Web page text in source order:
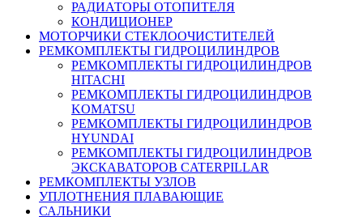
РАДИАТОРЫ ОТОПИТЕЛЯ
КОНДИЦИОНЕР
МОТОРЧИКИ СТЕКЛООЧИСТИТЕЛЕЙ
РЕМКОМПЛЕКТЫ ГИДРОЦИЛИНДРОВ
РЕМКОМПЛЕКТЫ ГИДРОЦИЛИНДРОВ
HITACHI
РЕМКОМПЛЕКТЫ ГИДРОЦИЛИНДРОВ
KOMATSU
РЕМКОМПЛЕКТЫ ГИДРОЦИЛИНДРОВ
HYUNDAI
РЕМКОМПЛЕКТЫ ГИДРОЦИЛИНДРОВ
ЭКСКАВАТОРОВ CATERPILLAR
РЕМКОМПЛЕКТЫ УЗЛОВ
УПЛОТНЕНИЯ ПЛАВАЮЩИЕ
САЛЬНИКИ